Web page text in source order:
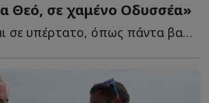
Θεό, σε χαμένο Οδυσσέα»
Υπερβολική και σε υπέρτατο, όπως πάντα βαθμό λυρισμού η...